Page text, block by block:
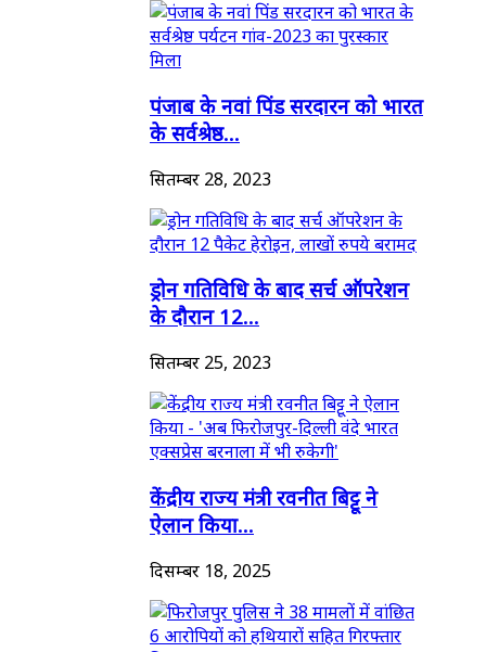
पंजाब के नवां पिंड सरदारन को भारत
के सर्वश्रेष्ठ...
सितम्बर 28, 2023
ड्रोन गतिविधि के बाद सर्च ऑपरेशन
के दौरान 12...
सितम्बर 25, 2023
केंद्रीय राज्य मंत्री रवनीत बिट्टू ने
ऐलान किया...
दिसम्बर 18, 2025